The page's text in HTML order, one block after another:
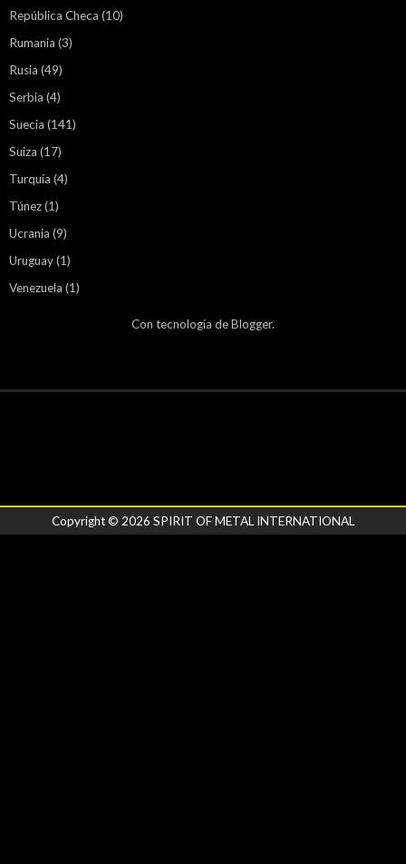
República Checa (10)
Rumania (3)
Rusia (49)
Serbia (4)
Suecia (141)
Suiza (17)
Turquía (4)
Túnez(1)
Ucrania (9)
Uruguay(1)
Venezuela (1)
Con tecnología deBlogger.
Copyright © 2026 SPIRIT OF METAL INTERNATIONAL